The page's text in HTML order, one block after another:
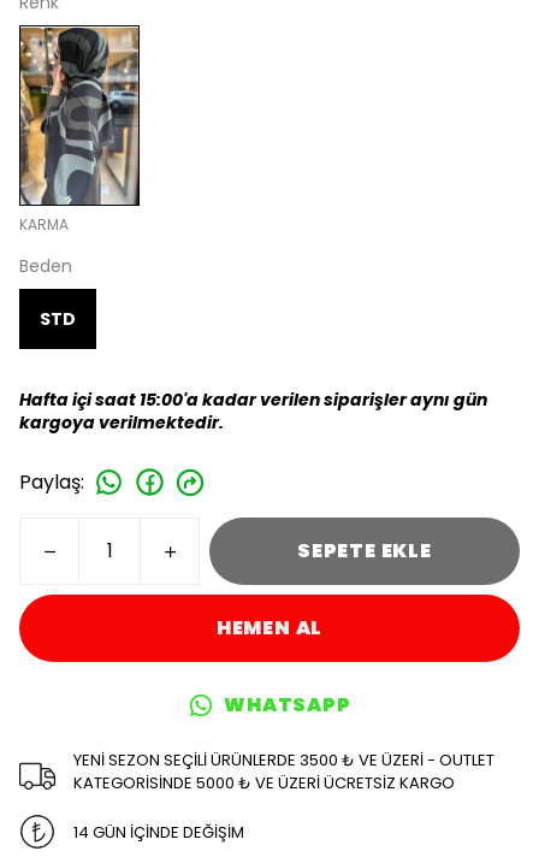
KARMA
Beden
STD
Hafta içi saat 15:00'a kadar verilen siparişler aynı gün
kargoya verilmektedir.
Paylaş:
SEPETE EKLE
HEMEN AL
WHATSAPP
YENİ SEZON SEÇİLİ ÜRÜNLERDE 3500 ₺ VE ÜZERİ - OUTLET
KATEGORİSİNDE 5000 ₺ VE ÜZERİ ÜCRETSİZ KARGO
14 GÜN İÇİNDE DEĞİŞİM